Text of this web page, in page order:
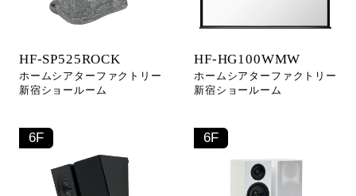
HF-SP525ROCK
ホームシアターファクトリー
新宿ショールーム
HF-HG100WMW
ホームシアターファクトリー
新宿ショールーム
6F 6F